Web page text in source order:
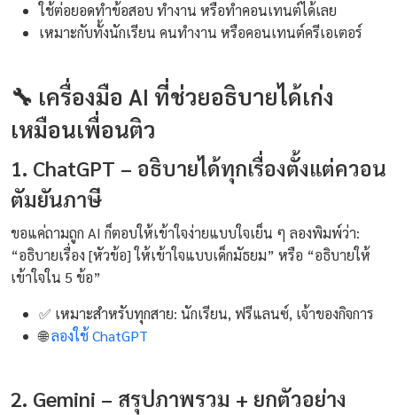
ใช้ต่อยอดทำข้อสอบ ทำงาน หรือทำคอนเทนต์ได้เลย
เหมาะกับทั้งนักเรียน คนทำงาน หรือคอนเทนต์ครีเอเตอร์
🔧 เครื่องมือ AI ที่ช่วยอธิบายได้เก่ง
เหมือนเพื่อนติว
1. ChatGPT – อธิบายได้ทุกเรื่องตั้งแต่ควอน
ตัมยันภาษี
ขอแค่ถามถูก AI ก็ตอบให้เข้าใจง่ายแบบใจเย็น ๆ ลองพิมพ์ว่า:
“อธิบายเรื่อง [หัวข้อ] ให้เข้าใจแบบเด็กมัธยม” หรือ “อธิบายให้
เข้าใจใน 5 ข้อ”
✅ เหมาะสำหรับทุกสาย: นักเรียน, ฟรีแลนซ์, เจ้าของกิจการ
🌐ลองใช้ ChatGPT
2. Gemini – สรุปภาพรวม + ยกตัวอย่าง